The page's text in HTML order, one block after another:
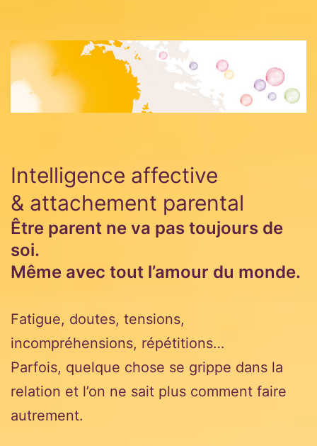
Intelligence affective
& attachement parental
Être parent ne va pas toujours de
soi.
Même avec tout l’amour du monde.
Fatigue, doutes, tensions,
incompréhensions, répétitions…
Parfois, quelque chose se grippe dans la
relation et l’on ne sait plus comment faire
autrement.